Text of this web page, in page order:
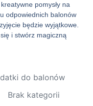
pomysły na
odpowiednich balonów
będzie wyjątkowe.
i stwórz magiczną
do balonów
Brak kategorii